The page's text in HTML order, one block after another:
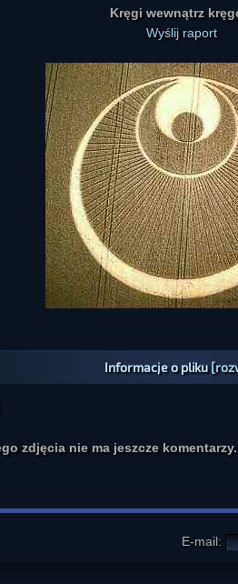
Kręgi wewnątrz
Wyślij raport
Informacje o pliku
zdjęcia nie ma jeszcze
E-mail: